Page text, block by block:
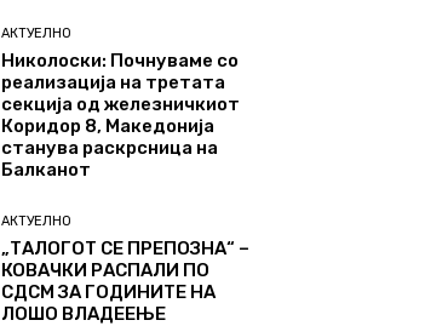
АКТУЕЛНО
Николоски: Почнуваме со
реализација на третата
секција од железничкиот
Коридор 8, Македонија
станува раскрсница на
Балканот
АКТУЕЛНО
„ТАЛОГОТ СЕ ПРЕПОЗНА“ –
КОВАЧКИ РАСПАЛИ ПО
СДСМ ЗА ГОДИНИТЕ НА
ЛОШО ВЛАДЕЕЊЕ